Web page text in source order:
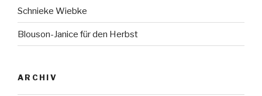
Schnieke Wiebke
Blouson-Janice für den Herbst
ARCHIV